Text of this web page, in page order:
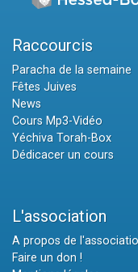
Raccourcis
Paracha de la semaine
Fêtes Juives
News
Cours Mp3-Vidéo
Yéchiva Torah-Box
Dédicacer un cours
L'association
A propos de
Faire un don !